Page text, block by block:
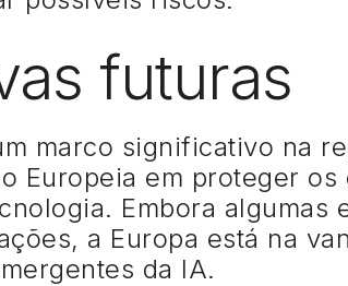
futuras
marco significativo na
Europeia em proteger
Embora algumas
a Europa está na
da IA.